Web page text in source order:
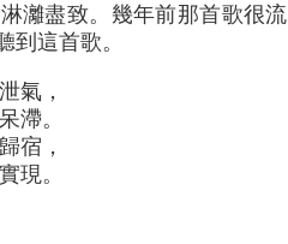
灕盡致。幾年前那首歌很
到這首歌。
氣，
滯。
宿，
現。